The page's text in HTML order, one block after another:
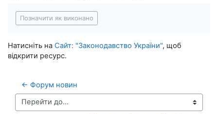
Позначити як виконано
Натисніть на Сайт: "Законодавство України", щоб
відкрити ресурс.
← Форум новин
Перейти до...